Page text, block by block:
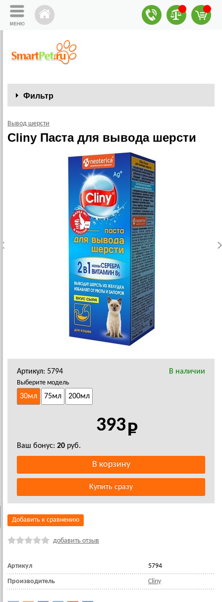
Фильтр
Вывод шерсти
Cliny Паста для вывода шерсти
Артикул: 5794 В наличии
Выберите модель
30мл 75мл 200мл
393
Ваш бонус: 20 руб.
Добавить к сравнению
добавить отзыв
Артикул 5794
Производитель Cliny